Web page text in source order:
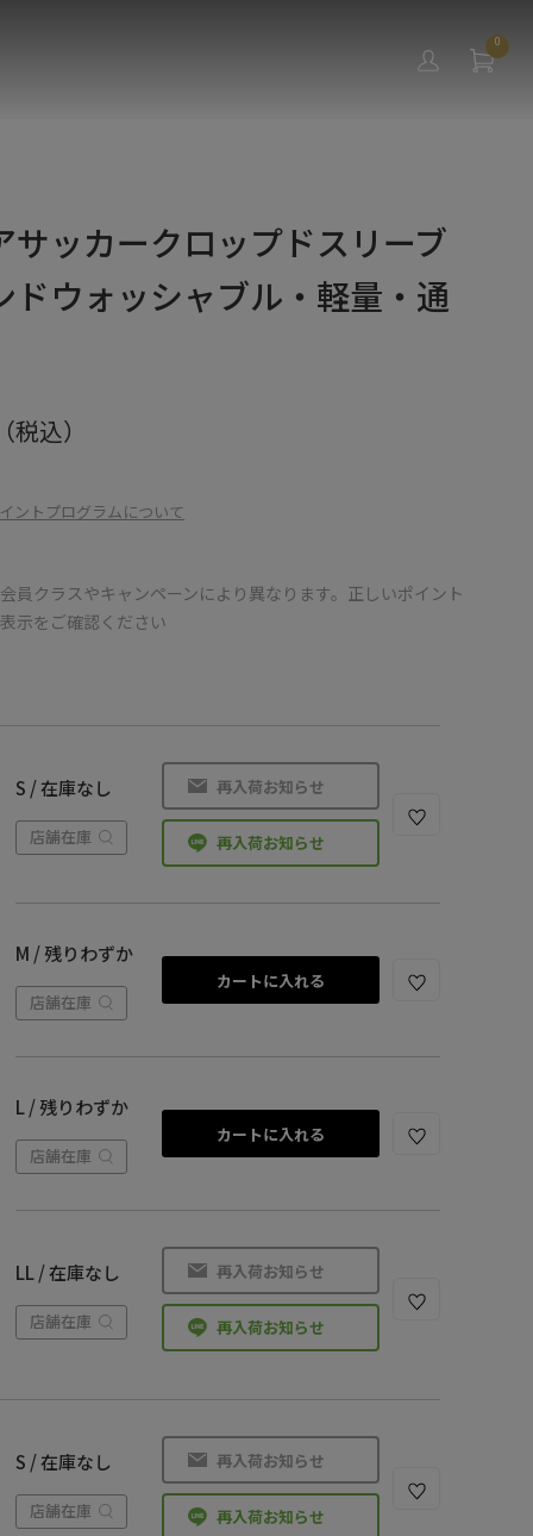
0
サッカークロップドスリーブ
ドウォッシャブル・軽量・通
税込）
ントプログラムについて
員クラスやキャンペーンにより異なります。正しいポイント
示をご確認ください
S / 在庫なし
店舗在庫
再入荷お知らせ
再入荷お知らせ
M / 残りわずか
店舗在庫
カートに入れる
L / 残りわずか
店舗在庫
カートに入れる
LL / 在庫なし
店舗在庫
再入荷お知らせ
再入荷お知らせ
S / 在庫なし
店舗在庫
再入荷お知らせ
再入荷お知らせ